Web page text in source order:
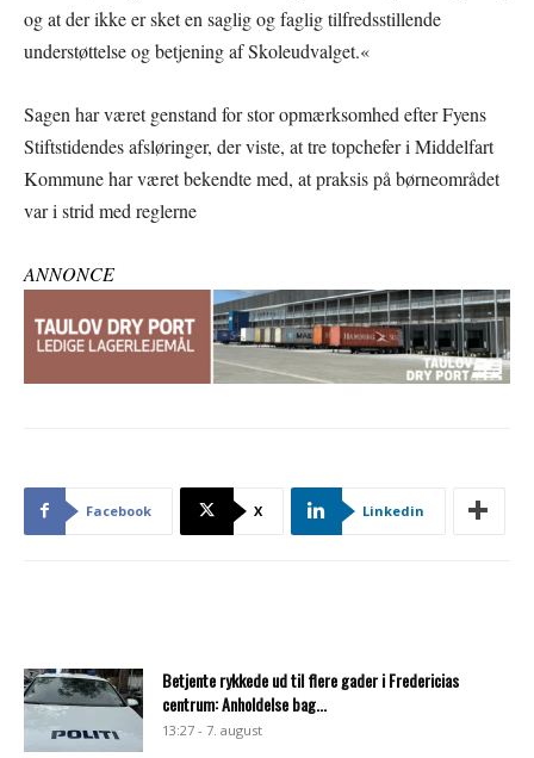
og at der ikke er sket en saglig og faglig tilfredsstillende
understøttelse og betjening af Skoleudvalget.«
Sagen har været genstand for stor opmærksomhed efter Fyens
Stiftstidendes afsløringer, der viste, at tre topchefer i Middelfart
Kommune har været bekendte med, at praksis på børneområdet
var i strid med reglerne
ANNONCE
Facebook X Linkedin
Betjente rykkede ud til flere gader i Fredericias
centrum: Anholdelse bag...
13:27 - 7. august